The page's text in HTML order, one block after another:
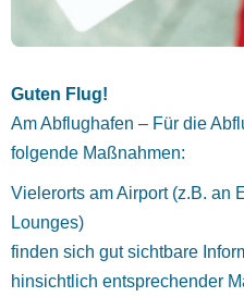
Guten Flug!
Am Abflughafen – Für die
folgende Maßnahmen:
Vielerorts am Airport (z.B. an
Lounges)
finden sich gut sichtbare
hinsichtlich entsprechender